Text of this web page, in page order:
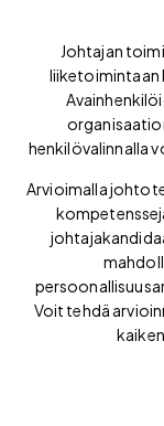
Johtajan
liiketoimintaan
henkilövalinnalla
Arvioimalla
Voit tehdä